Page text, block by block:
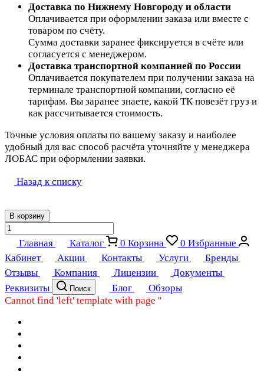
Доставка по Нижнему Новгороду и области
Оплачивается при оформлении заказа или вместе с
товаром по счёту.
Сумма доставки заранее фиксируется в счёте или
согласуется с менеджером.
Доставка транспортной компанией по России
Оплачивается покупателем при получении заказа на
терминале транспортной компании, согласно её
тарифам. Вы заранее знаете, какой ТК повезёт груз и
как рассчитывается стоимость.
Точные условия оплаты по вашему заказу и наиболее
удобный для вас способ расчёта уточняйте у менеджера
ЛОБАС при оформлении заявки.
Назад к списку
В корзину
Главная Каталог 0 Корзина 0 Избранные
Кабинет
Акции Контакты Услуги
Бренды
Отзывы
Компания Лицензии
Документы
Реквизиты
Поиск Блог
Обзоры
Cannot find 'left' template with page ''